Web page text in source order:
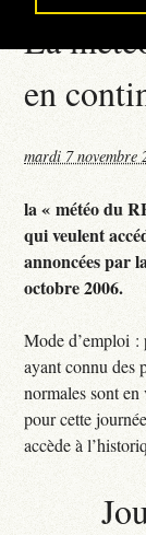
La
en
mardi 7 novembre
la « météo du
qui veulent
annoncées par
octobre 2006.
Mode d’emploi :
ayant connu des
normales sont
pour cette
accède à